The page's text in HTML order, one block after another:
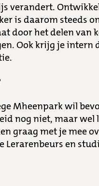
verandert.
is daarom steeds
door het delen van
Ook krijg je intern
Mheenpark wil
nog niet, maar wel
graag met je mee
Lerarenbeurs en